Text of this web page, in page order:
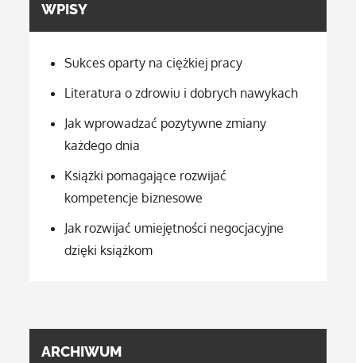
WPISY
Sukces oparty na ciężkiej pracy
Literatura o zdrowiu i dobrych nawykach
Jak wprowadzać pozytywne zmiany
każdego dnia
Książki pomagające rozwijać
kompetencje biznesowe
Jak rozwijać umiejętności negocjacyjne
dzięki książkom
ARCHIWUM